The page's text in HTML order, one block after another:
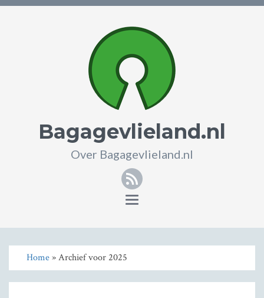
Bagagevlieland.nl
Over Bagagevlieland.nl
RSS
Toggle
Home» Archief voor 2025